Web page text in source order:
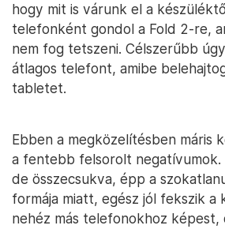
hogy mit is várunk el a
telefonként gondol a Fold 2-re,
nem fog tetszeni. Célszerűbb
átlagos telefont, amibe
tabletet.
Ebben a megközelítésben máris
a fentebb felsorolt negatívumok.
de összecsukva, épp a
formája miatt, egész jól fekszik a
nehéz más telefonokhoz képest,